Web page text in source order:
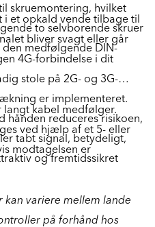
skruemontering, hvilket
to selvborende skruer
medfølgende DIN-
i et opkald vende tilbage til
bliver svagt eller går
4G-forbindelse i dit
stole på 2G- og 3G-
er implementeret.
hånden reduceres risikoen,
tabt signal, betydeligt,
og fremtidssikret
langt kabel medfølger.
ved hjælp af et 5- eller
modtagelsen er
variere mellem lande
på forhånd hos